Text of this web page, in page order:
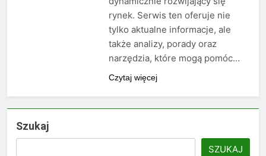
rynek. Serwis ten oferuje nie
tylko aktualne informacje, ale
także analizy, porady oraz
narzędzia, które mogą pomóc…
Czytaj więcej
Szukaj
SZUKAJ